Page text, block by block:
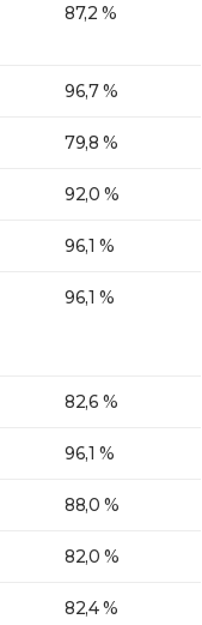
87,2 %
96,7 %
79,8 %
92,0 %
96,1 %
96,1 %
82,6 %
96,1 %
88,0 %
82,0 %
82,4 %